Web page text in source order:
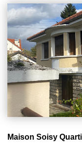
GENERAL. BUS pour gare d'ERMONT EAUBONNE à 5min à
pieds.
HONORAIRES
Maison Soisy